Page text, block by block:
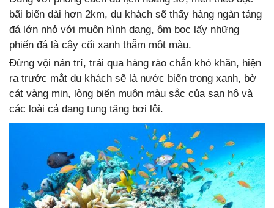
bãi biển dài hơn 2km, du khách sẽ thấy hàng ngàn tảng
đá lớn nhỏ với muôn hình dạng, ôm bọc lấy những
phiến đá là cây cối xanh thẫm một màu.
Đừng vội nản trí, trải qua hàng rào chắn khó khăn, hiện
ra trước mắt du khách sẽ là nước biển trong xanh, bờ
cát vàng mịn, lòng biển muôn màu sắc của san hô và
các loài cá đang tung tăng bơi lội.